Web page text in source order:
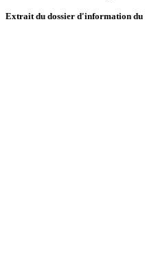
Extrait du dossier d'information du